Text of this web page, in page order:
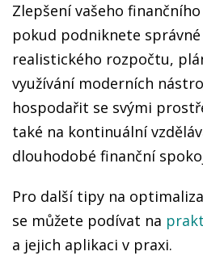
Zlepšení vašeho
pokud podniknete
realistického rozpočtu,
využívání moderních
hospodařit se svými
také na kontinuální
dlouhodobé finanční
Pro další tipy na
se můžete podívat na
a jejich aplikaci v praxi.